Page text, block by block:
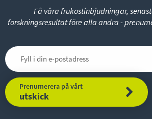
Få våra frukostinbjudningar,
forskningsresultat före alla andra -
Prenumerera på vårt
utskick